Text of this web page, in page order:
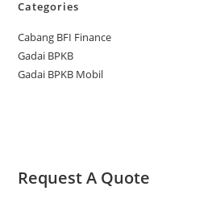
Categories
Cabang BFI Finance
Gadai BPKB
Gadai BPKB Mobil
Request A Quote